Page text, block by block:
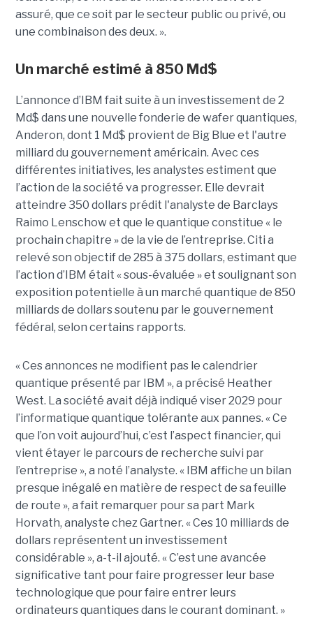
assuré, que ce soit par le secteur public ou privé, ou
une combinaison des deux. ».
Un marché estimé à 850 Md$
L’annonce d’IBM fait suite à un investissement de 2
Md$ dans une nouvelle fonderie de wafer quantiques,
Anderon, dont 1 Md$ provient de Big Blue et l'autre
milliard du gouvernement américain. Avec ces
différentes initiatives, les analystes estiment que
l’action de la société va progresser. Elle devrait
atteindre 350 dollars prédit l'analyste de Barclays
Raimo Lenschow et que le quantique constitue « le
prochain chapitre » de la vie de l’entreprise. Citi a
relevé son objectif de 285 à 375 dollars, estimant que
l’action d’IBM était « sous-évaluée » et soulignant son
exposition potentielle à un marché quantique de 850
milliards de dollars soutenu par le gouvernement
fédéral, selon certains rapports.
« Ces annonces ne modifient pas le calendrier
quantique présenté par IBM », a précisé Heather
West. La société avait déjà indiqué viser 2029 pour
l’informatique quantique tolérante aux pannes. « Ce
que l’on voit aujourd’hui, c’est l’aspect financier, qui
vient étayer le parcours de recherche suivi par
l’entreprise », a noté l’analyste. « IBM affiche un bilan
presque inégalé en matière de respect de sa feuille
de route », a fait remarquer pour sa part Mark
Horvath, analyste chez Gartner. « Ces 10 milliards de
dollars représentent un investissement
considérable », a-t-il ajouté. « C’est une avancée
significative tant pour faire progresser leur base
technologique que pour faire entrer leurs
ordinateurs quantiques dans le courant dominant. »